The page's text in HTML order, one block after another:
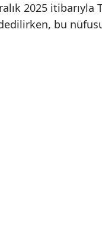
2025
bu